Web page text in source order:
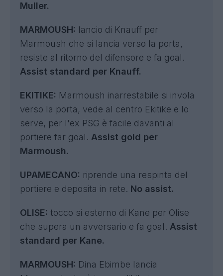
Muller.
MARMOUSH: lancio di Knauff per
Marmoush che si lancia verso la porta,
resiste al ritorno del difensore e fa goal.
Assist standard per Knauff.
EKITIKE: Marmoush inarrestabile si invola
verso la porta, vede al centro Ekitike e lo
serve, per l'ex PSG è facile davanti al
portiere far goal. Assist gold per
Marmoush.
UPAMECANO: riprende una respinta del
portiere e deposita in rete. No assist.
OLISE: tocco si esterno di Kane per Olise
che supera un avversario e fa goal. Assist
standard per Kane.
MARMOUSH: Dina Ebimbe lancia